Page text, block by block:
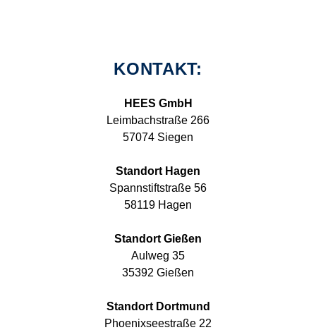
KONTAKT:
HEES GmbH
Leimbachstraße 266
57074 Siegen
Standort Hagen
Spannstiftstraße 56
58119 Hagen
Standort Gießen
Aulweg 35
35392 Gießen
Standort Dortmund
Phoenixseestraße 22